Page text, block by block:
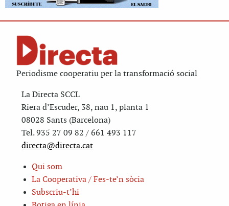
Periodisme cooperatiu per la transformació social
La Directa SCCL
Riera d’Escuder, 38, nau 1, planta 1
08028 Sants (Barcelona)
Tel. 935 27 09 82 / 661 493 117
directa@directa.cat
Qui som
La Cooperativa / Fes-te’n sòcia
Subscriu-t’hi